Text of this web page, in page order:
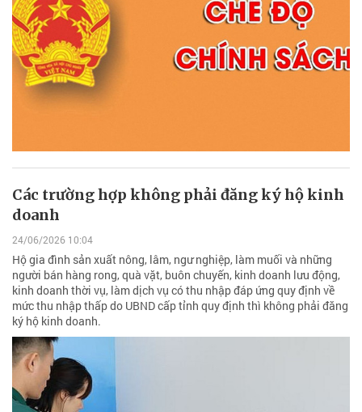
Các trường hợp không phải đăng ký hộ kinh
doanh
24/06/2026 10:04
Hộ gia đình sản xuất nông, lâm, ngư nghiệp, làm muối và những
người bán hàng rong, quà vặt, buôn chuyến, kinh doanh lưu động,
kinh doanh thời vụ, làm dịch vụ có thu nhập đáp ứng quy định về
mức thu nhập thấp do UBND cấp tỉnh quy định thì không phải đăng
ký hộ kinh doanh.